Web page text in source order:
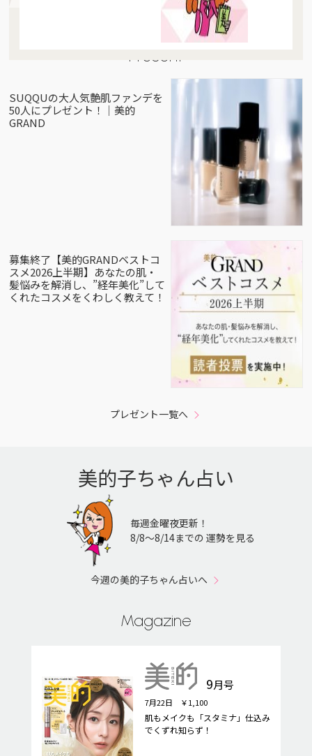
Present
SUQQUの大人気艶肌ファンデを
50人にプレゼント！｜美的
GRAND
募集終了【美的GRANDベストコ
スメ2026上半期】あなたの肌・
髪悩みを解消し、”経年美化”して
くれたコスメをくわしく教えて！
プレゼント一覧へ
美的子ちゃん占い
毎週金曜夜更新！
8/8〜8/14までの 運勢を見る
今週の美的子ちゃん占いへ
Magazine
9月号
7月22日 ￥1,100
肌もメイクも「スタミナ」仕込み
でくずれ知らず！